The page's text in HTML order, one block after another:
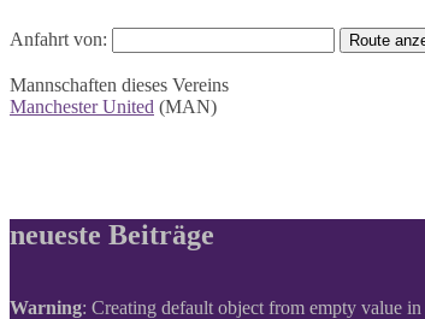
Anfahrt von:
Mannschaften dieses Vereins
Manchester United (MAN)
neueste Beiträge
Warning: Creating default object from empty value in